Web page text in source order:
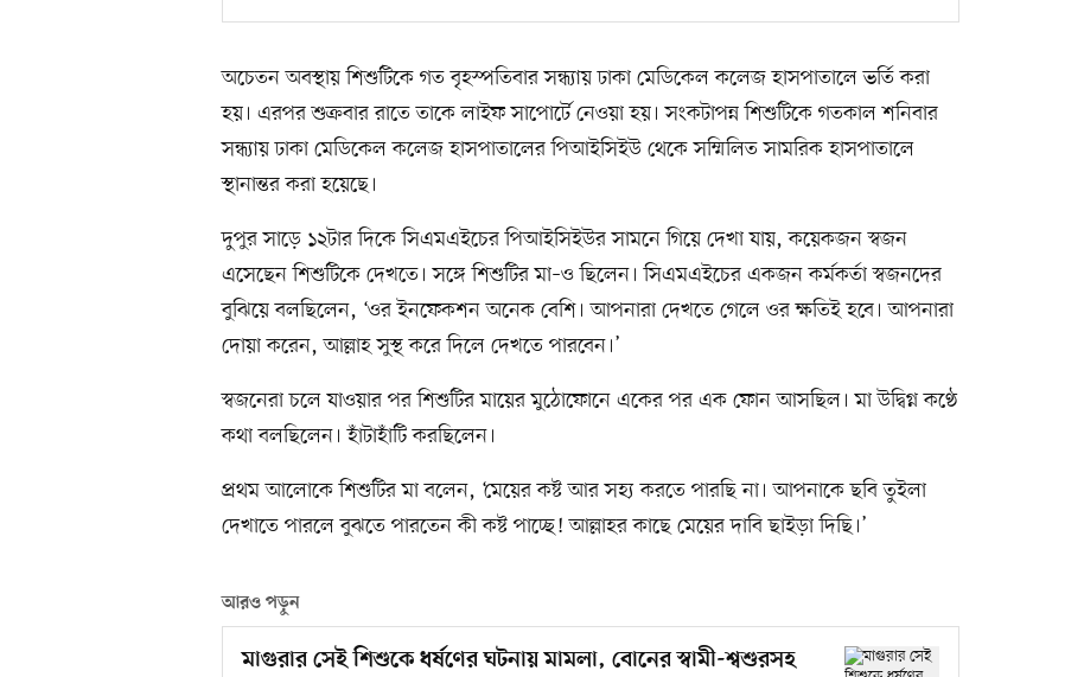
অচেতন অবস্থায় শিশুটিকে গত বৃহস্পতিবার সন্ধ্যায় ঢাকা মেডিকেল কলেজ হাসপাতালে ভর্তি করা
হয়। এরপর শুক্রবার রাতে তাকে লাইফ সাপোর্টে নেওয়া হয়। সংকটাপন্ন শিশুটিকে গতকাল শনিবার
সন্ধ্যায় ঢাকা মেডিকেল কলেজ হাসপাতালের পিআইসিইউ থেকে সম্মিলিত সামরিক হাসপাতালে
স্থানান্তর করা হয়েছে।
দুপুর সাড়ে ১২টার দিকে সিএমএইচের পিআইসিইউর সামনে গিয়ে দেখা যায়, কয়েকজন স্বজন
এসেছেন শিশুটিকে দেখতে। সঙ্গে শিশুটির মা–ও ছিলেন। সিএমএইচের একজন কর্মকর্তা স্বজনদের
বুঝিয়ে বলছিলেন, ‘ওর ইনফেকশন অনেক বেশি। আপনারা দেখতে গেলে ওর ক্ষতিই হবে। আপনারা
দোয়া করেন, আল্লাহ সুস্থ করে দিলে দেখতে পারবেন।’
স্বজনেরা চলে যাওয়ার পর শিশুটির মায়ের মুঠোফোনে একের পর এক ফোন আসছিল। মা উদ্বিগ্ন কণ্ঠে
কথা বলছিলেন। হাঁটাহাঁটি করছিলেন।
প্রথম আলোকে শিশুটির মা বলেন, ‘মেয়ের কষ্ট আর সহ্য করতে পারছি না। আপনাকে ছবি তুইলা
দেখাতে পারলে বুঝতে পারতেন কী কষ্ট পাচ্ছে! আল্লাহর কাছে মেয়ের দাবি ছাইড়া দিছি।’
আরও পড়ুন
মাগুরার সেই শিশুকে ধর্ষণের ঘটনায় মামলা, বোনের স্বামী-শ্বশুরসহ